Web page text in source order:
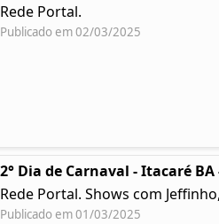
Rede Portal.
Publicado em 02/03/2025
2° Dia de Carnaval - Itacaré BA
Rede Portal. Shows com
Publicado em 01/03/2025